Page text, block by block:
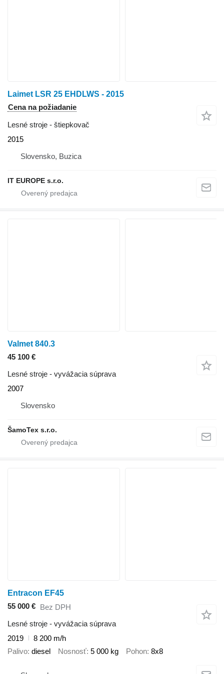
Laimet LSR 25 EHDLWS - 2015
Cena na požiadanie
Lesné stroje - štiepkovač
2015
Slovensko, Buzica
IT EUROPE s.r.o.
Valmet 840.3
45 100 €
Lesné stroje - vyvážacia súprava
2007
Slovensko
ŠamoTex s.r.o.
Entracon EF45
55 000 € Bez DPH
Lesné stroje - vyvážacia súprava
2019
8 200 m/h
Palivo diesel Nosnosť 5 000 kg Pohon 8x8